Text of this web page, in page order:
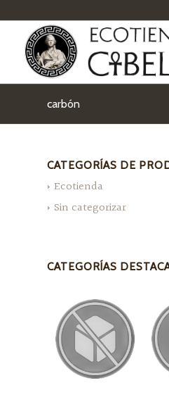
carbón
CATEGORÍAS DE
Ecotienda
Sin categorizar
CATEGORÍAS